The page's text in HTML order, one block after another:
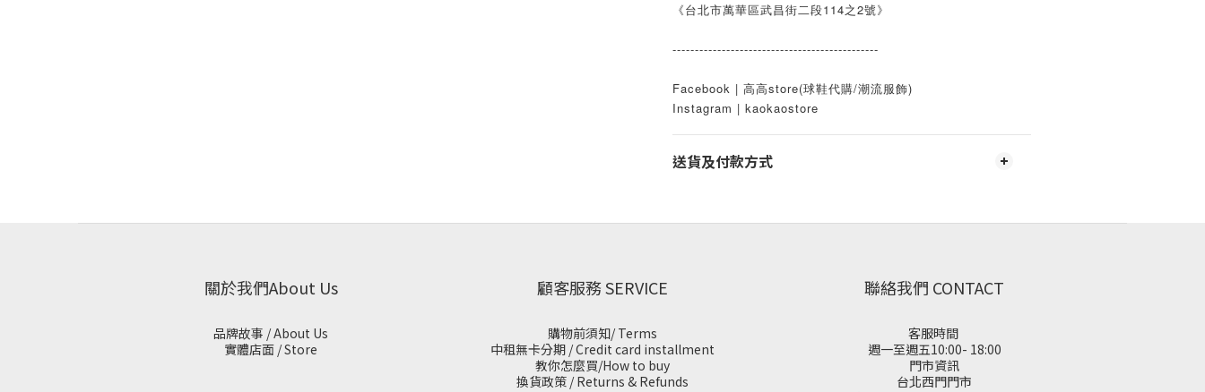
《台北市萬華區武昌街二段114之2號》
----------------------------------------------
Facebook | 高高store(球鞋代購/潮流服飾)
Instagram | kaokaostore
送貨及付款方式
關於我們About Us
品牌故事 / About Us
實體店面 / Store
顧客服務 SERVICE
購物前須知/ Terms
中租無卡分期 / Credit card installment
教你怎麼買/How to buy
換貨政策 / Returns & Refunds
聯絡我們 CONTACT
客服時間
週一至週五10:00- 18:00
門市資訊
台北西門門市